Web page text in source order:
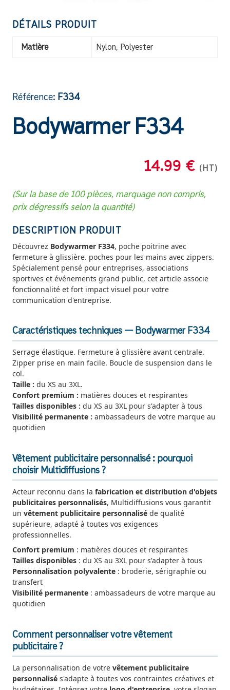
DÉTAILS PRODUIT
Matière Nylon, Polyester
Référence: F334
Bodywarmer F334
14.99 € (HT)
(Sur la base de 100 pièces, marquage non compris,
prix dégressifs selon la quantité)
DESCRIPTION PRODUIT
Découvrez Bodywarmer F334, poche poitrine avec
fermeture à glissière. poches pour les mains avec zippers.
Spécialement pensé pour entreprises, associations
sportives et événements grand public, cet article associe
fonctionnalité et fort impact visuel pour votre
communication d'entreprise.
Caractéristiques techniques — Bodywarmer F334
Serrage élastique. Fermeture à glissière avant centrale.
Zipper prise en main facile. Boucle de suspension dans le
col.
Taille : du XS au 3XL.
Confort premium : matières douces et respirantes
Tailles disponibles : du XS au 3XL pour s'adapter à tous
Visibilité permanente : ambassadeurs de votre marque au
quotidien
Vêtement publicitaire personnalisé : pourquoi
choisir Multidiffusions ?
Acteur reconnu dans la fabrication et distribution d'objets
publicitaires personnalisés, Multidiffusions vous garantit
un vêtement publicitaire personnalisé de qualité
supérieure, adapté à toutes vos exigences
professionnelles.
Confort premium : matières douces et respirantes
Tailles disponibles : du XS au 3XL pour s'adapter à tous
Personnalisation polyvalente : broderie, sérigraphie ou
transfert
Visibilité permanente : ambassadeurs de votre marque au
quotidien
Comment personnaliser votre vêtement
publicitaire ?
La personnalisation de votre vêtement publicitaire
personnalisé s'adapte à toutes vos contraintes créatives et